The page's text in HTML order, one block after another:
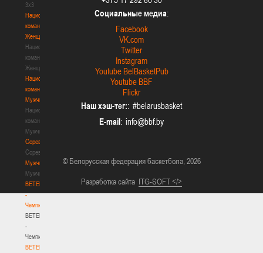
3х3
Национальная
команда.
Женщины
Национальная
команда.
Женщины
Национальная
команда.
Мужчины
Национальная
команда.
Мужчины
Соревнования
Соревнования
Мужчины
Мужчины
BETERA
-
Чемпионат
BETERA
-
Чемпионат
BETERA
Социальные медиа:
Facebook
VK.com
Twitter
Instagram
Youtube BelBasketPub
Youtube BBF
Flickr
Наш хэш-тег:: #belarusbasket
E-mail:
© Белорусская федерация баскетбола, 2026
Разработка сайта ITG-SOFT </>